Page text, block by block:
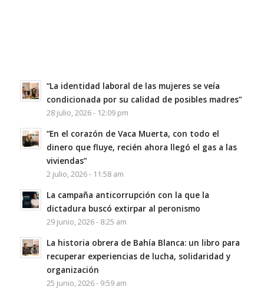
“La identidad laboral de las mujeres se veía
condicionada por su calidad de posibles madres”
28 julio, 2026 - 12:09 pm
“En el corazón de Vaca Muerta, con todo el
dinero que fluye, recién ahora llegó el gas a las
viviendas”
2 julio, 2026 - 11:58 am
La campaña anticorrupción con la que la
dictadura buscó extirpar al peronismo
29 junio, 2026 - 8:25 am
La historia obrera de Bahía Blanca: un libro para
recuperar experiencias de lucha, solidaridad y
organización
25 junio, 2026 - 9:59 am